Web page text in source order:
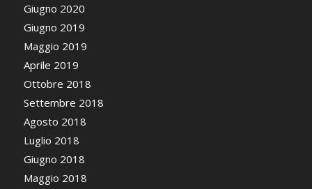
Giugno 2020
Giugno 2019
Maggio 2019
Aprile 2019
Ottobre 2018
Settembre 2018
Agosto 2018
Luglio 2018
Giugno 2018
Maggio 2018